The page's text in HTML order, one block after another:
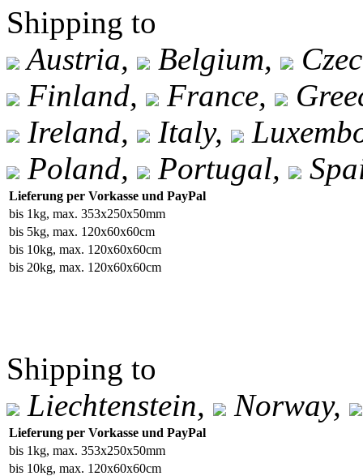
Shipping to
Austria,
Belgium,
Finland,
France,
Ireland,
Italy,
Poland,
Portugal,
Lieferung per Vorkasse und PayPal
bis 1kg, max. 353x250x50mm
bis 5kg, max. 120x60x60cm
bis 10kg, max. 120x60x60cm
bis 20kg, max. 120x60x60cm
Shipping to
Liechtenstein,
Norway,
Lieferung per Vorkasse und PayPal
bis 1kg, max. 353x250x50mm
bis 10kg, max. 120x60x60cm